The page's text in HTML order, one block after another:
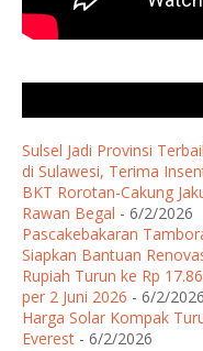
Sulsel Jadi Provinsi
di Sulawesi, Terima
BKT Rorotan-Cakung
Rawan Begal - 6/2/2026
Pascakebakaran
Siapkan Bantuan
Rupiah Turun ke Rp
per 2 Juni 2026 - 6/2/2026
Harga Solar Kompak
Everest - 6/2/2026